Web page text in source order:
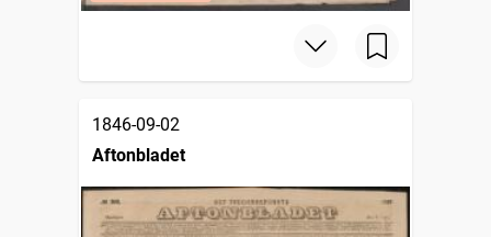
1846-09-02
Aftonbladet